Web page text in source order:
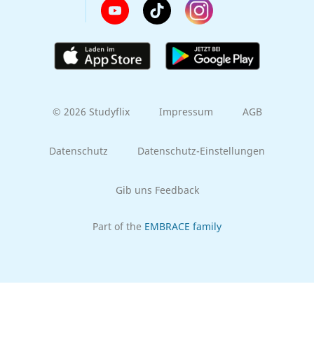
© 2026 Studyflix Impressum AGB
Datenschutz Datenschutz-Einstellungen
Gib uns Feedback
Part of the EMBRACE family